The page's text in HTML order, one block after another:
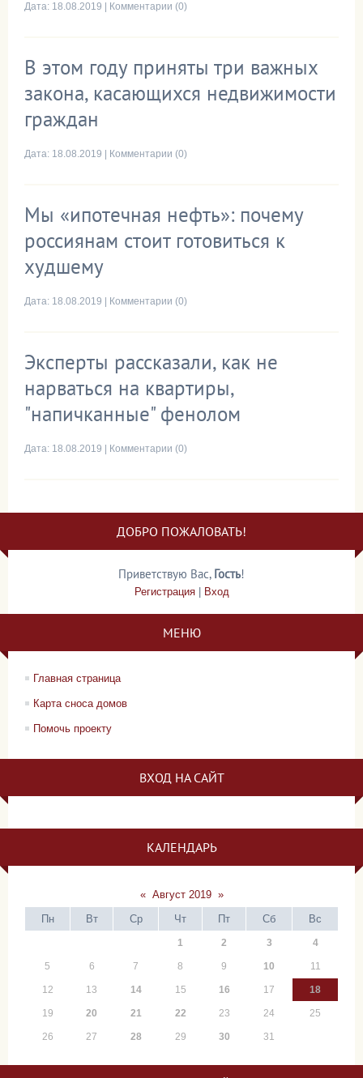
Дата: 18.08.2019 Комментарии (0)
В этом году приняты три важных
закона, касающихся недвижимости
граждан
Дата: 18.08.2019 Комментарии (0)
Мы «ипотечная нефть»: почему
россиянам стоит готовиться к
худшему
Дата: 18.08.2019 Комментарии (0)
Эксперты рассказали, как не
нарваться на квартиры,
"напичканные" фенолом
Дата: 18.08.2019 Комментарии (0)
ДОБРО ПОЖАЛОВАТЬ!
Приветствую Вас, Гость!
Регистрация| Вход
МЕНЮ
Главная страница
Карта сноса домов
Помочь проекту
ВХОД НА САЙТ
КАЛЕНДАРЬ
« Август 2019 »
Пн
Вт Ср Чт Пт Сб Вс
1 2 3 4
5 6 7 8 9 10 11
12 13 14 15 16 17 18
19 20 21 22 23 24 25
26 27 28 29 30 31